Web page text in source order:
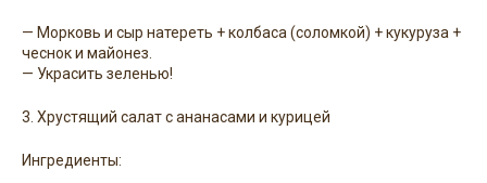
— Морковь и сыр натереть + колбаса (соломкой) + кукуруза +
чеснок и майонез.
— Украсить зеленью!
3. Хрустящий салат с ананасами и курицей
Ингредиенты: